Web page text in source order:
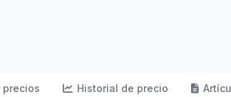
precios Historial de precio